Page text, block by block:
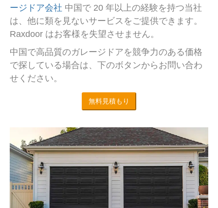
ージドア会社 中国で 20 年以上の経験を持つ当社
は、他に類を見ないサービスをご提供できます。
Raxdoor はお客様を失望させません。
中国で高品質のガレージドアを競争力のある価格
で探している場合は、下のボタンからお問い合わ
せください。
無料見積もり